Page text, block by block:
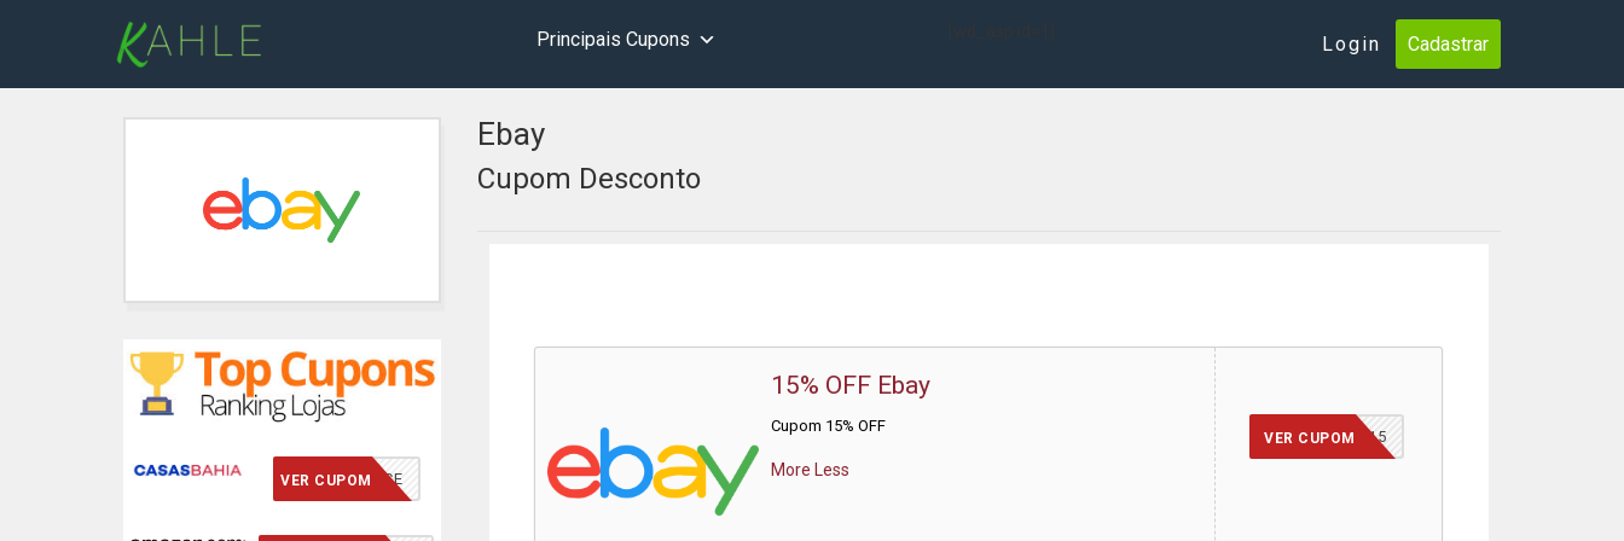
Principais Cupons Login Cadastrar
VCMERECE
VER CUPOM
Ebay
Cupom Desconto
15% OFF Ebay
Cupom 15% OFF
More Less
BESTSELLER15
VER CUPOM